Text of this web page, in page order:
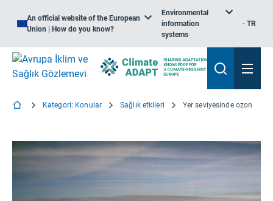
An official website of the European
Union | How do you know?
Environmental
information
systems
TR
Kategori: Konular Sağlık etkileri Yer seviyesinde ozon